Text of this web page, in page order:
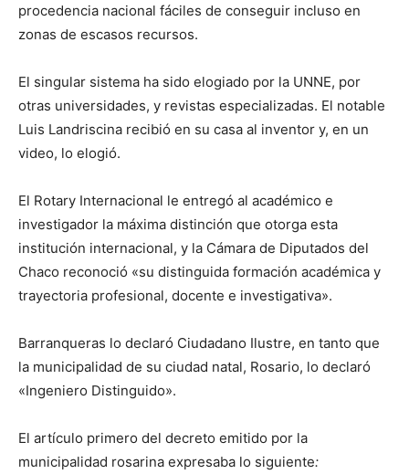
procedencia nacional fáciles de conseguir incluso en
zonas de escasos recursos.
El singular sistema ha sido elogiado por la UNNE, por
otras universidades, y revistas especializadas. El notable
Luis Landriscina recibió en su casa al inventor y, en un
video, lo elogió.
El Rotary Internacional le entregó al académico e
investigador la máxima distinción que otorga esta
institución internacional, y la Cámara de Diputados del
Chaco reconoció «su distinguida formación académica y
trayectoria profesional, docente e investigativa».
Barranqueras lo declaró Ciudadano Ilustre, en tanto que
la municipalidad de su ciudad natal, Rosario, lo declaró
«Ingeniero Distinguido».
El artículo primero del decreto emitido por la
municipalidad rosarina expresaba lo siguiente: